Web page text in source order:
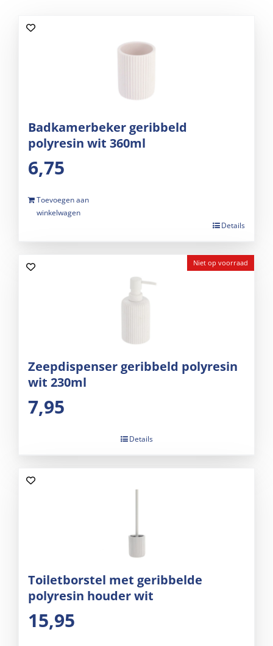
Badkamerbeker geribbeld
polyresin wit 360ml
6,75
Toevoegen aan
winkelwagen
Details
Niet op voorraad
Zeepdispenser geribbeld polyresin
wit 230ml
7,95
Details
Toiletborstel met geribbelde
polyresin houder wit
15,95